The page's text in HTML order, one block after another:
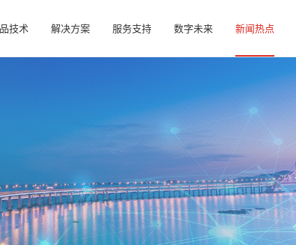
技术 解决方案 服务支持 数字未来 新闻热点